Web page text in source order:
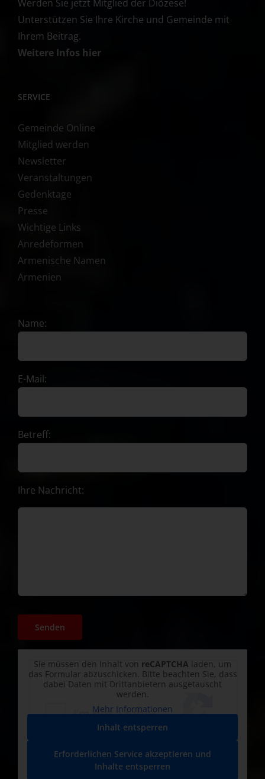
Werden Sie jetzt Mitglied der Diözese!
Unterstützen Sie Ihre Kirche und Gemeinde mit
Ihrem Beitrag.
Weitere Infos hier
SERVICE
Gemeinde Online
Mitglied werden
Newsletter
Veranstaltungen
Gedenktage
Presse
Wichtige Links
Anredeformen
Armenische Namen
Armenien
Name:
E-Mail:
Betreff:
Ihre Nachricht:
Sie müssen den Inhalt von reCAPTCHA laden, um
das Formular abzuschicken. Bitte beachten Sie, dass
dabei Daten mit Drittanbietern ausgetauscht
werden.
Mehr Informationen
Inhalt entsperren
Erforderlichen Service akzeptieren und
Inhalte entsperren